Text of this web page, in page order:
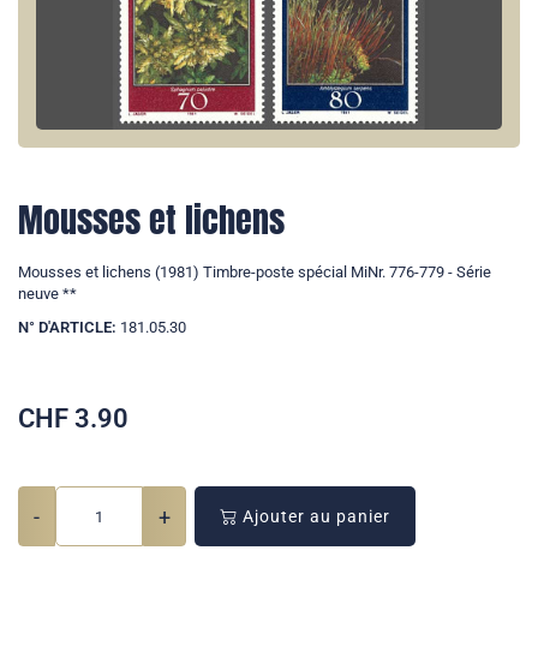
Mousses et lichens
Mousses et lichens (1981) Timbre-poste spécial MiNr. 776-779 - Série
neuve **
N° D'ARTICLE: 181.05.30
CHF 3.90
- + Ajouter au panier